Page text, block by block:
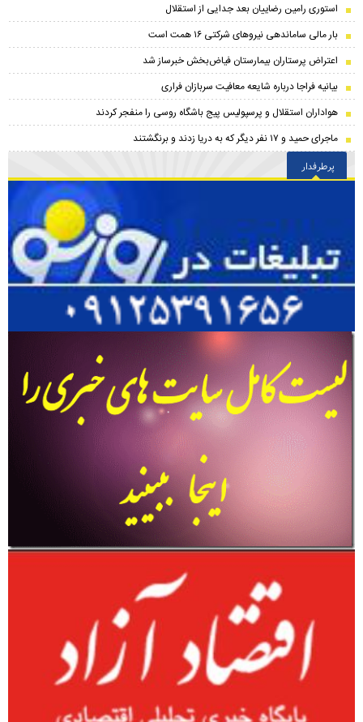
استوری رامین رضاییان بعد جدایی از استقلال
بار مالی ساماندهی نیروهای شرکتی ۱۶ همت است
اعتراض پرستاران بیمارستان فیاض‌بخش خبرساز شد
بیانیه فراجا درباره شایعه معافیت سربازان فراری
هواداران استقلال و پرسپولیس پیج باشگاه روسی را منفجر کردند
ماجرای حمید و ۱۷ نفر دیگر که به دریا زدند و برنگشتند
پرطرفدار